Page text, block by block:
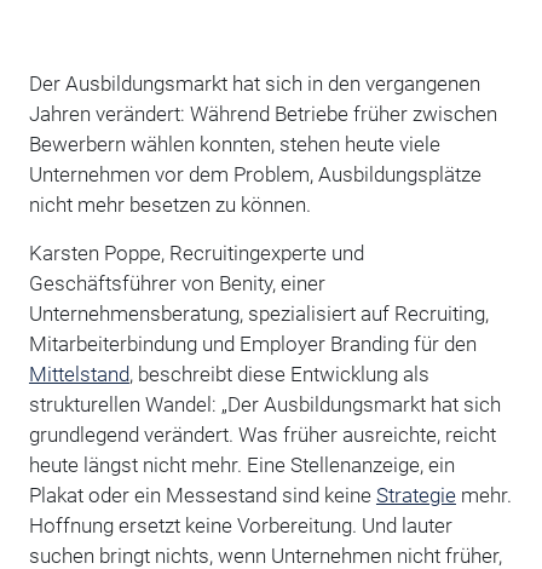
Der Ausbildungsmarkt hat sich in den vergangenen
Jahren verändert: Während Betriebe früher zwischen
Bewerbern wählen konnten, stehen heute viele
Unternehmen vor dem Problem, Ausbildungsplätze
nicht mehr besetzen zu können.
Karsten Poppe, Recruitingexperte und
Geschäftsführer von Benity, einer
Unternehmensberatung, spezialisiert auf Recruiting,
Mitarbeiterbindung und Employer Branding für den
Mittelstand, beschreibt diese Entwicklung als
strukturellen Wandel: „Der Ausbildungsmarkt hat sich
grundlegend verändert. Was früher ausreichte, reicht
heute längst nicht mehr. Eine Stellenanzeige, ein
Plakat oder ein Messestand sind keine Strategiemehr.
Hoffnung ersetzt keine Vorbereitung. Und lauter
suchen bringt nichts, wenn Unternehmen nicht früher,